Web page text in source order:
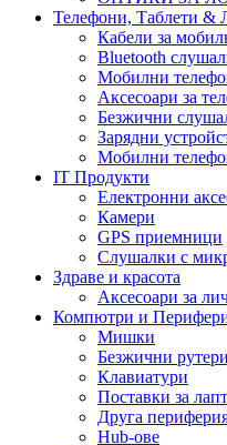
Телефони, Таблети &
Кабели за
Bluetooth
Мобилни
Аксесоари за
Безжични
Зарядни
Мобилни
IT Продукти
Електронни
Камери
GPS приемници
Слушалки с
Здраве и красота
Аксесоари за
Компютри и
Мишки
Безжични рутери
Клавиатури
Поставки за
Друга
Hub-ове